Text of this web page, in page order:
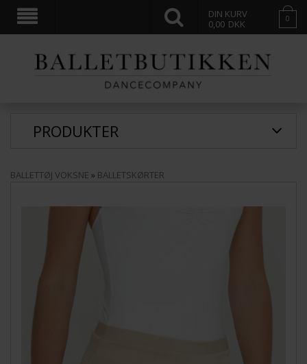
DIN KURV
0,00 DKK 0
PRODUKTER
BALLETTØJ VOKSNE » BALLETSKØRTER